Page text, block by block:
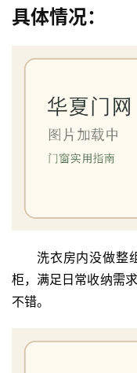
具体情况：
洗衣房内没做整
柜，满足日常收纳需
不错。